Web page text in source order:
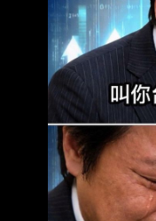
2026-08-07
綜合報導 原
場的多空對決
音節目中直接
空頭趨勢根
「無量反彈」